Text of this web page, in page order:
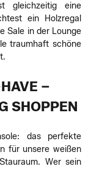
gleichzeitig eine
ein Holzregal
Sale in der Lounge
traumhaft schöne
–
SHOPPEN
das perfekte
für unsere weißen
Wer sein